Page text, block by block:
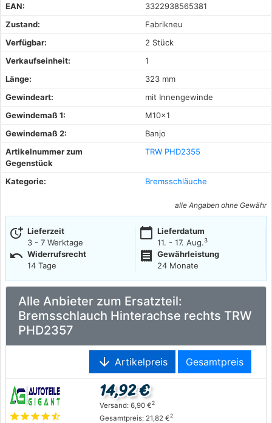
EAN:
3322938565381
Zustand:
Fabrikneu
Verfügbar:
2 Stück
Verkaufseinheit:
1
Länge:
323 mm
Gewindeart:
mit Innengewinde
Gewindemaß 1:
M10x1
Gewindemaß 2:
Banjo
Artikelnummer zum
Gegenstück
TRW PHD2355
Kategorie: Bremsschläuche
alle Angaben ohne Gewähr
more_time Lieferzeit
3 - 7 Werktage
calendar_today Lieferdatum
11. - 17. Aug.3
undo Widerrufsrecht
14 Tage
receipt
Gewährleistung
24 Monate
Alle Anbieter zum Ersatzteil:
Bremsschlauch Hinterachse rechts TRW
PHD2357
arrow_downward Artikelpreis Gesamtpreis
starstarstarstarstar_half
14,92 €
Versand: 6,90 €2
Gesamtpreis: 21,82 €2